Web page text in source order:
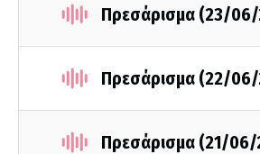
Πρεσάρισμα (23/
Πρεσάρισμα (22/
Πρεσάρισμα (21/06/